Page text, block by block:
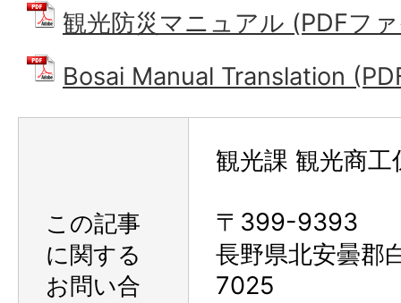
観光防災マニュアル (PDFフ
Bosai Manual Translation
この記事
に関する
お問い合
観光課 観光商工
〒399-9393
長野県北安曇郡
7025